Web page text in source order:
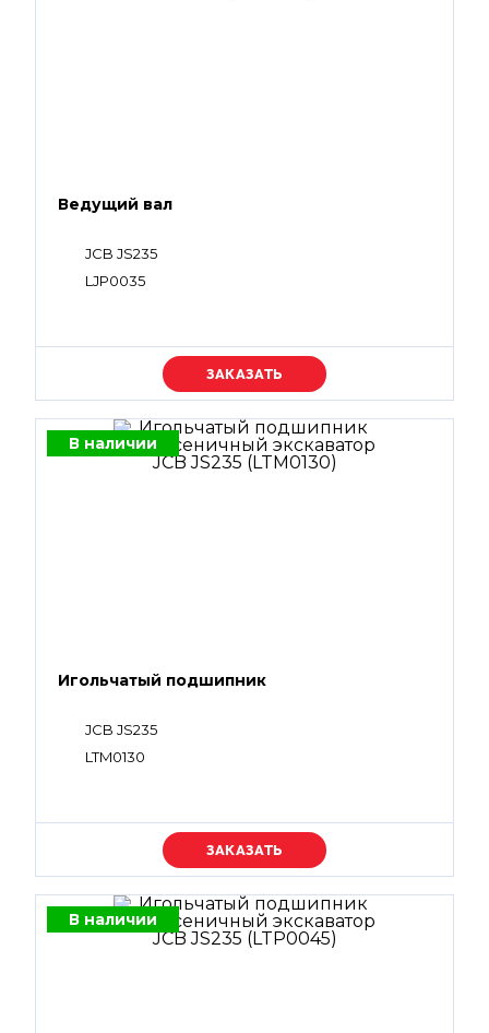
Ведущий вал
JCB JS235
LJP0035
Уточняйте цену
В наличии
Игольчатый подшипник
JCB JS235
LTM0130
Уточняйте цену
В наличии